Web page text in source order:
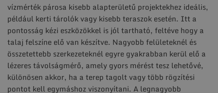
vízmérték párosa kisebb alapterületű projektekhez ideális,
például kerti tárolók vagy kisebb teraszok esetén. Itt a
pontosság kézi eszközökkel is jól tartható, feltéve hogy a
talaj felszíne elő van készítve. Nagyobb felületeknél és
összetettebb szerkezeteknél egyre gyakrabban kerül elő a
lézeres távolságmérő, amely gyors mérést tesz lehetővé,
különösen akkor, ha a terep tagolt vagy több rögzítési
pontot kell egymáshoz viszonyítani. A legnagyobb